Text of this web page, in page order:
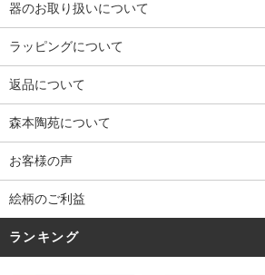
器のお取り扱いについて
ラッピングについて
返品について
森本陶苑について
お客様の声
絵柄のご利益
ランキング